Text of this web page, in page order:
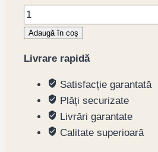
Cantitate
Cozi
creveti
decorticati
(PND),41-
Adaugă în coș
Livrare rapidă
Satisfacție garantată
Plăți securizate
Livrări garantate
Calitate superioară